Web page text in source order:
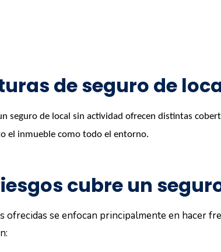
de seguro de
seguro de local sin actividad ofrecen distintas
el inmueble como todo el entorno.
cubre un
ofrecidas se enfocan principalmente en hacer